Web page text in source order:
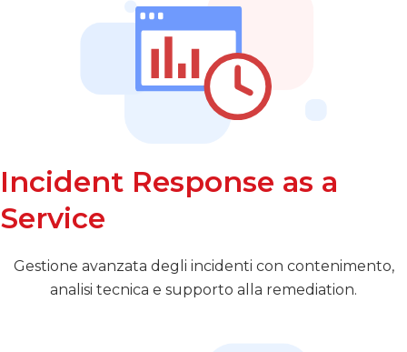
Incident Response as a
Service
Gestione avanzata degli incidenti con contenimento,
analisi tecnica e supporto alla remediation.